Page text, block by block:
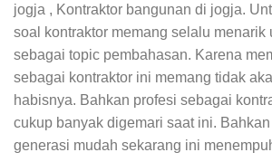
jogja , Kontraktor bangunan di jogja.
soal kontraktor memang selalu menarik
sebagai topic pembahasan. Karena
sebagai kontraktor ini memang tidak
habisnya. Bahkan profesi sebagai
cukup banyak digemari saat ini.
generasi mudah sekarang ini